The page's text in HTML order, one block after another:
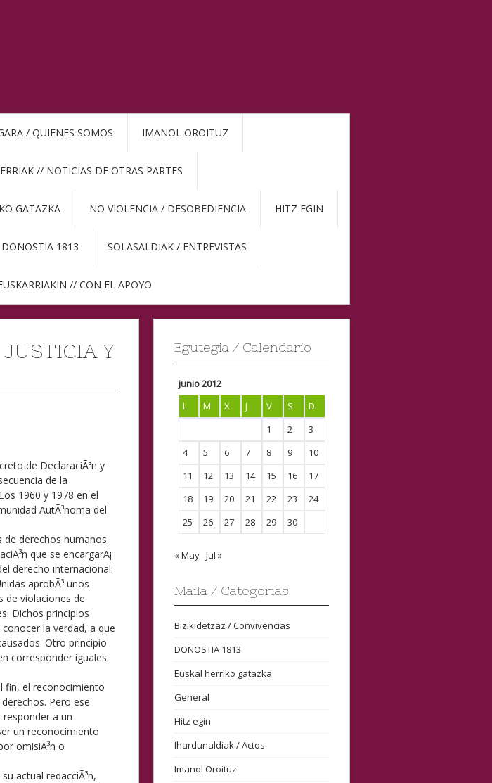
/ QUIENES SOMOS IMANOL OROITUZ
// NOTICIAS DE OTRAS PARTES
GATAZKA NO VIOLENCIA / DESOBEDIENCIA HITZ EGIN
DONOSTIA 1813 SOLASALDIAK / ENTREVISTAS
// CON EL APOYO
Y
de DeclaraciÃ³n y
de la
1960 y 1978 en el
AutÃ³noma del
de derechos humanos
que se encargarÃ¡
derecho internacional.
aprobÃ³ unos
de violaciones de
Dichos principios
la verdad, a que
Otro principio
corresponder iguales
fin, el reconocimiento
Pero ese
a un
un reconocimiento
omisiÃ³n o
actual redacciÃ³n,
Egutegia / Calendario
junio 2012
L
M X J V S
D
1
2
3
4
5 6 7 8 9
10
11
12 13 14 15 16
17
18
19 20 21 22 23
24
25
26 27 28 29 30
« May Jul »
Maila / Categorias
Bizikidetzaz / Convivencias
DONOSTIA 1813
Euskal herriko gatazka
General
Hitz egin
Ihardunaldiak / Actos
Imanol Oroituz